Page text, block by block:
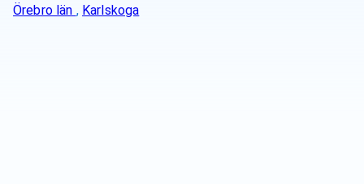
Örebro län , Karlskoga